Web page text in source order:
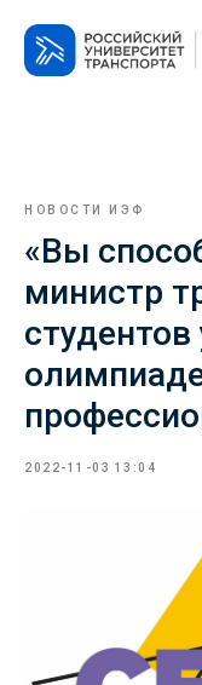
НОВОСТИ ИЭФ
«Вы
министр
студентов
2022-11-03 13:04